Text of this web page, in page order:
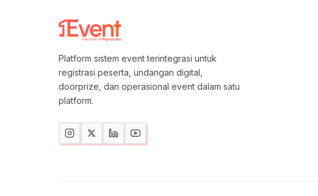
Platform sistem event terintegrasi untuk
registrasi peserta, undangan digital,
doorprize, dan operasional event dalam satu
platform.